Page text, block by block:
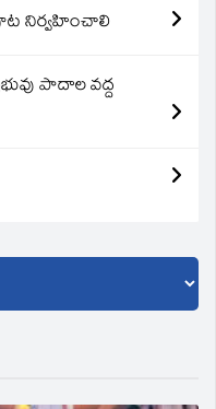
నిర్వహించాలి
పాదాల వద్ద